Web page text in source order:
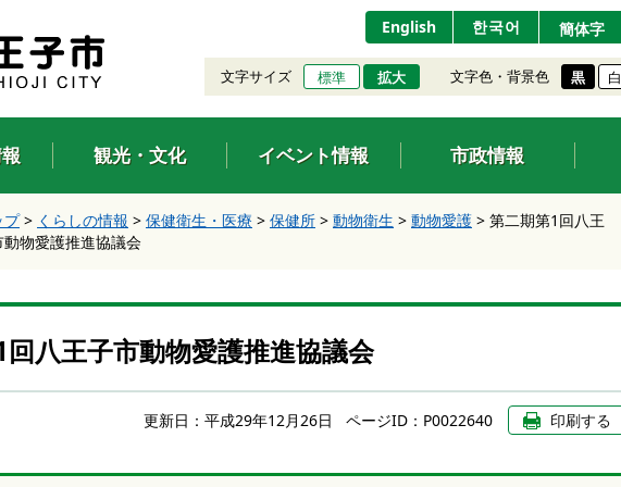
English 한국어 簡体字
文字サイズ 標準 拡大 文字色・背景色 黒 白
観光・文化 イベント情報 市政情報
プ> くらしの情報 > 保健衛生・医療 > 保健所 > 動物衛生 > 動物愛護 > 第二期第1回八王
動物愛護推進協議会
八王子市動物愛護推進協議会
更新日： 平成29年12月26日 ページID：P0022640 印刷する